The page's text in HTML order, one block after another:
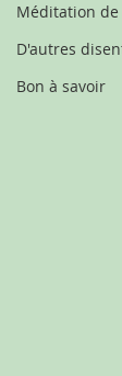
Méditation de
D'autres
Bon à savoir